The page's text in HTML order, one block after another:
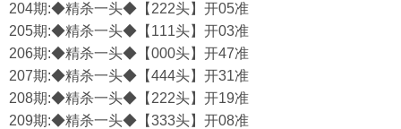
204期:◆精杀一头◆【222头】开05准
205期:◆精杀一头◆【111头】开03准
206期:◆精杀一头◆【000头】开47准
207期:◆精杀一头◆【444头】开31准
208期:◆精杀一头◆【222头】开19准
209期:◆精杀一头◆【333头】开08准